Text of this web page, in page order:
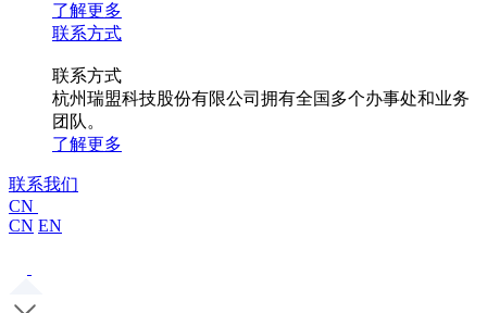
了解更多
联系方式
联系方式
杭州瑞盟科技股份有限公司拥有全国多个办事处和业务
团队。
了解更多
联系我们
CN
CN EN